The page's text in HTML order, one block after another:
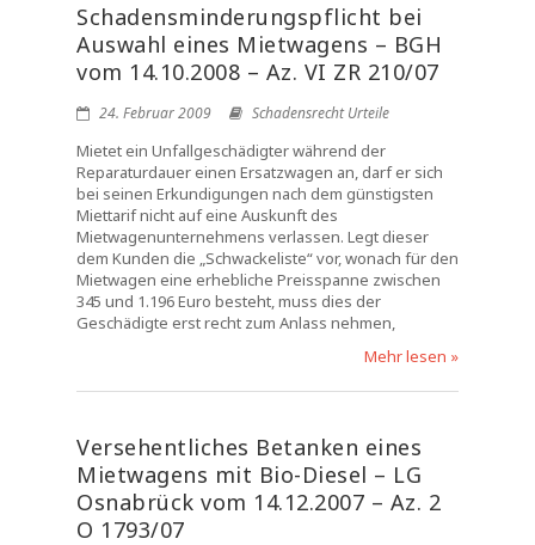
Schadensminderungspflicht bei
Auswahl eines Mietwagens – BGH
vom 14.10.2008 – Az. VI ZR 210/07
24. Februar 2009 Schadensrecht Urteile
Mietet ein Unfallgeschädigter während der
Reparaturdauer einen Ersatzwagen an, darf er sich
bei seinen Erkundigungen nach dem günstigsten
Miettarif nicht auf eine Auskunft des
Mietwagenunternehmens verlassen. Legt dieser
dem Kunden die „Schwackeliste“ vor, wonach für den
Mietwagen eine erhebliche Preisspanne zwischen
345 und 1.196 Euro besteht, muss dies der
Geschädigte erst recht zum Anlass nehmen,
Mehr lesen »
Versehentliches Betanken eines
Mietwagens mit Bio-Diesel – LG
Osnabrück vom 14.12.2007 – Az. 2
O 1793/07